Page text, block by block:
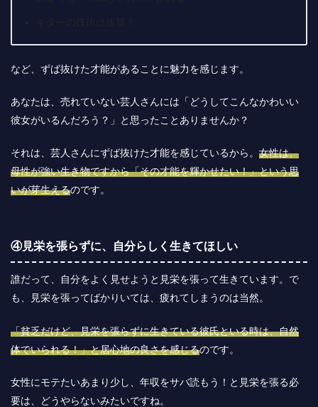
など、ずば抜けた才能があることに魅力を感じます。
あなたは、売れていない芸人さんには「どうしてこんなかわいい
彼女がいるんだろう？」と思ったことありませんか？
それは、芸人さんにずば抜けた才能を感じているから。 女性は、
母性が強い生き物ですから「その才能を輝かせたい！」という思
いが芽生えるのです。
④見栄を張らずに、自分らしく生きてほしい
誰だって、自分をよく見せようと見栄を張って生きています。で
も、見栄を張ってばかりいては、疲れてしまうのは当然。
「貧乏だけど、見栄を張らずに生きている彼氏といる時は、自然
体でいられる！」と居心地の良さを感じるのです。
女性にモテたいあまり少し、年収をサバ読もう！と見栄を張る必
要は、どうやらないみたいですね。